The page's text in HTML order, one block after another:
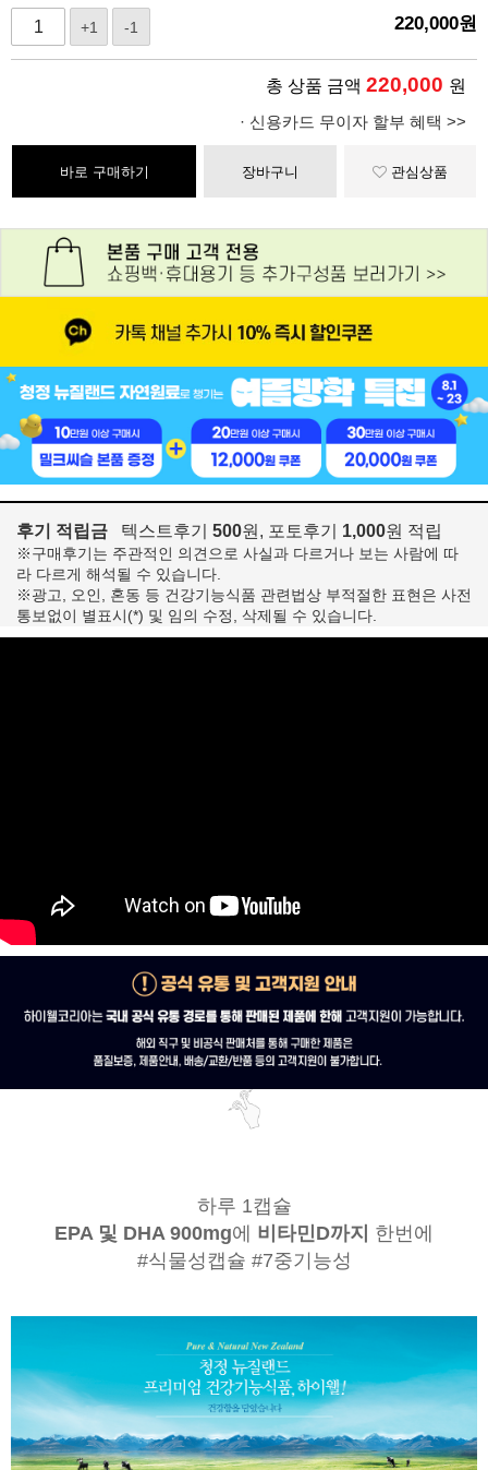
+1 -1 220,000원
총 상품 금액 220,000 원
· 신용카드 무이자 할부 혜택 >>
바로 구매하기 장바구니 관심상품
후기 적립금 텍스트후기 500원, 포토후기 1,000원 적립
※구매후기는 주관적인 의견으로 사실과 다르거나 보는 사람에 따
라 다르게 해석될 수 있습니다.
※광고, 오인, 혼동 등 건강기능식품 관련법상 부적절한 표현은 사전
통보없이 별표시(*) 및 임의 수정, 삭제될 수 있습니다.
하루 1캡슐
EPA 및 DHA 900mg에 비타민D까지 한번에
#식물성캡슐 #7중기능성